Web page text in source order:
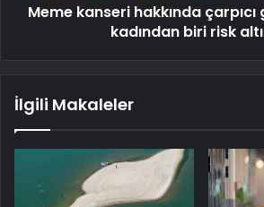
Meme kanseri hakkında
kadından biri risk
İlgili Makaleler